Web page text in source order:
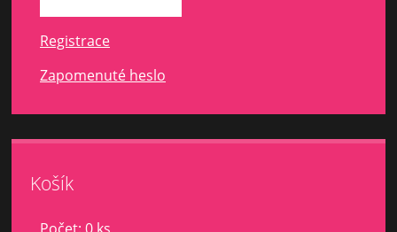
Registrace
Zapomenuté heslo
Košík